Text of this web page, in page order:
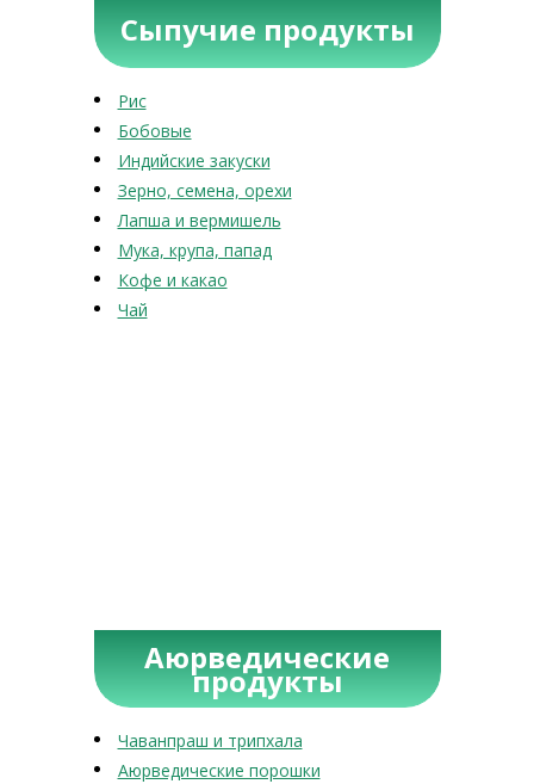
Сыпучие продукты
Рис
Бобовые
Индийские закуски
Зерно, семена, орехи
Лапша и вермишель
Мука, крупа, папад
Кофе и какао
Чай
Аюрведические
продукты
Чаванпраш и трипхала
Аюрведические порошки